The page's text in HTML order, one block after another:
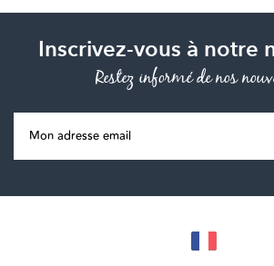
Inscrivez-vous à notre
Restez informé de nos